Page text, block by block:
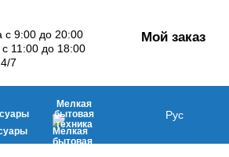
с 9:00 до 20:00
11:00 до 18:00
7
Мой заказ
Мелкая
бытовая
техника
Рус